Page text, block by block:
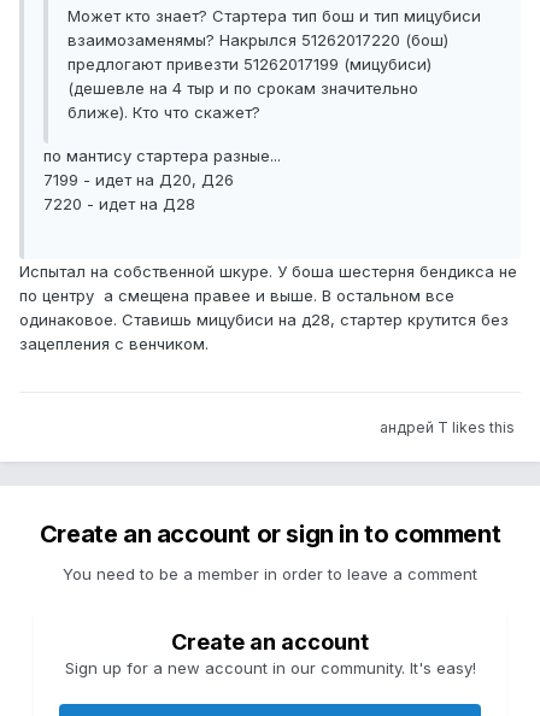
Может кто знает? Стартера тип бош и тип мицубиси
взаимозаменямы? Накрылся 51262017220 (бош)
предлогают привезти 51262017199 (мицубиси)
(дешевле на 4 тыр и по срокам значительно
ближе). Кто что скажет?
по мантису стартера разные...
7199 - идет на Д20, Д26
7220 - идет на Д28
Испытал на собственной шкуре. У боша шестерня бендикса не
по центру а смещена правее и выше. В остальном все
одинаковое. Ставишь мицубиси на д28, стартер крутится без
зацепления с венчиком.
андрей Т likes this
Create an account or sign in to comment
You need to be a member in order to leave a comment
Create an account
Sign up for a new account in our community. It's easy!